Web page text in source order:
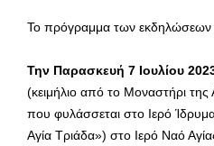
Το πρόγραμμα των εκδηλώσεων
Την Παρασκευή 7 Ιουλίου
(κειμήλιο από το Μοναστήρι της
που φυλάσσεται στο Ιερό
Αγία Τριάδα») στο Ιερό Ναό